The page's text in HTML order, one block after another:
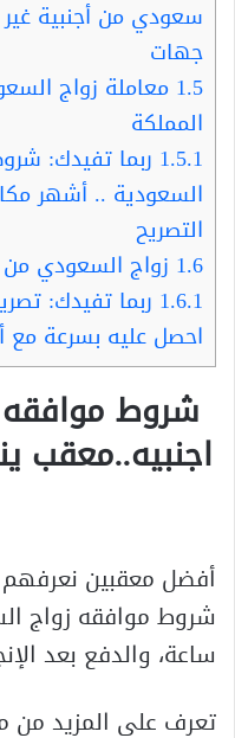
سعودي من أجنبية
جهات
1.5 معاملة زواج
المملكة
1.5.1 ربما تفيدك:
السعودية .. أشهر
التصريح
1.6 زواج السعودي من
1.6.1 ربما تفيدك:
احصل عليه بسرعة مع
شروط
اجنبيه..معقب
أفضل معقبين نعرفهم
ساعة، والدفع بعد
تعرف على المزيد من